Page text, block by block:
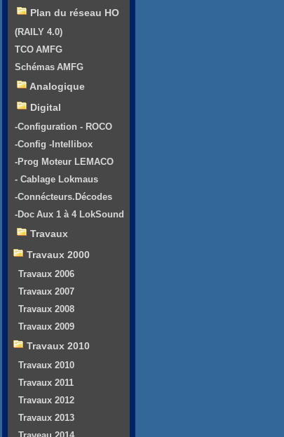
Plan du réseau HO
(RAILY 4.0)
TCO AMFG
Schémas AMFG
Analogique
Digital
-Configuration - ROCO
-Config -Intellibox
-Prog Moteur LEMACO
- Cablage Lokmaus
-Connécteurs.Décodes
-Doc Aux 1 à 4 LokSound
Travaux
Travaux 2000
Travaux 2006
Travaux 2007
Travaux 2008
Travaux 2009
Travaux 2010
Travaux 2010
Travaux 2011
Travaux 2012
Travaux 2013